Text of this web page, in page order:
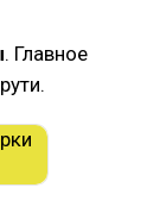
. Главное